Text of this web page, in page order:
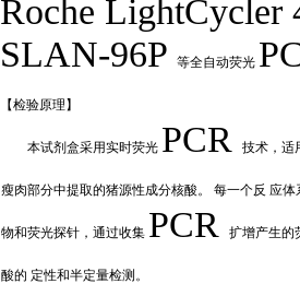
Roche LightCycler
SLAN-96P等全自动荧光
【检验原理】
本试剂盒采用实时荧光 PCR 技术，适
瘦肉部分中提取的猪源性成分核酸。 每一个反 应体
物和荧光探针，通过收集 PCR 扩增产生的
酸的 定性和半定量检测。